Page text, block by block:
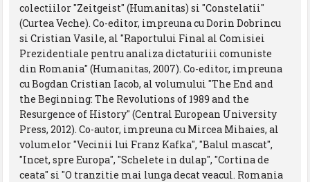
colectiilor "Zeitgeist" (Humanitas) si "Constelatii"
(Curtea Veche). Co-editor, impreuna cu Dorin Dobrincu
si Cristian Vasile, al "Raportului Final al Comisiei
Prezidentiale pentru analiza dictaturiii comuniste
din Romania" (Humanitas, 2007). Co-editor, impreuna
cu Bogdan Cristian Iacob, al volumului "The End and
the Beginning: The Revolutions of 1989 and the
Resurgence of History" (Central European University
Press, 2012). Co-autor, impreuna cu Mircea Mihaies, al
volumelor "Vecinii lui Franz Kafka", "Balul mascat",
"Incet, spre Europa", "Schelete in dulap", "Cortina de
ceata" si "O tranzitie mai lunga decat veacul. Romania